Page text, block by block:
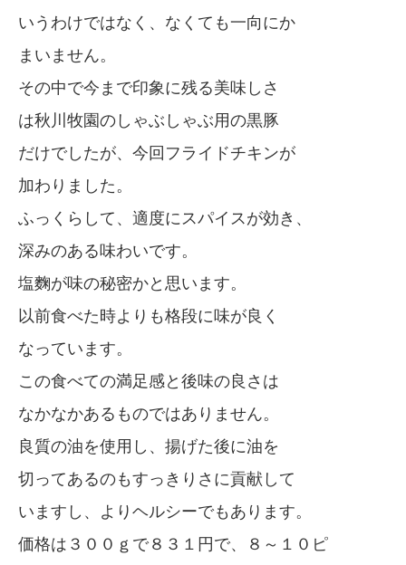
いうわけではなく、なくても一向にか
まいません。
その中で今まで印象に残る美味しさ
は秋川牧園のしゃぶしゃぶ用の黒豚
だけでしたが、今回フライドチキンが
加わりました。
ふっくらして、適度にスパイスが効き、
深みのある味わいです。
塩麴が味の秘密かと思います。
以前食べた時よりも格段に味が良く
なっています。
この食べての満足感と後味の良さは
なかなかあるものではありません。
良質の油を使用し、揚げた後に油を
切ってあるのもすっきりさに貢献して
いますし、よりヘルシーでもあります。
価格は３００ｇで８３１円で、８～１０ピ